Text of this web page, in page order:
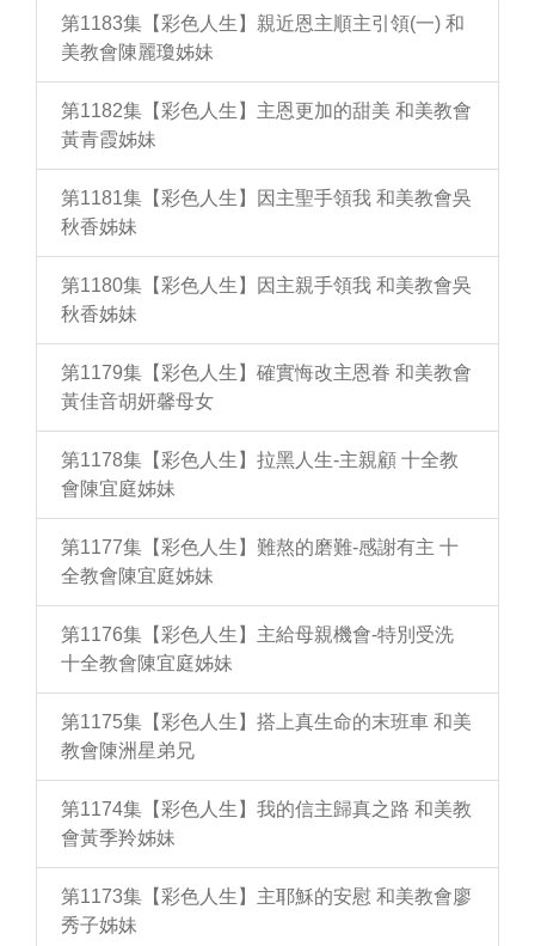
第1183集【彩色人生】親近恩主順主引領(一) 和
美教會陳麗瓊姊妹
第1182集【彩色人生】主恩更加的甜美 和美教會
黃青霞姊妹
第1181集【彩色人生】因主聖手領我 和美教會吳
秋香姊妹
第1180集【彩色人生】因主親手領我 和美教會吳
秋香姊妹
第1179集【彩色人生】確實悔改主恩眷 和美教會
黃佳音胡妍馨母女
第1178集【彩色人生】拉黑人生-主親顧 十全教
會陳宜庭姊妹
第1177集【彩色人生】難熬的磨難-感謝有主 十
全教會陳宜庭姊妹
第1176集【彩色人生】主給母親機會-特別受洗
十全教會陳宜庭姊妹
第1175集【彩色人生】搭上真生命的末班車 和美
教會陳洲星弟兄
第1174集【彩色人生】我的信主歸真之路 和美教
會黃季羚姊妹
第1173集【彩色人生】主耶穌的安慰 和美教會廖
秀子姊妹